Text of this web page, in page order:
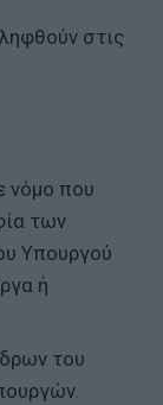
στις
νόμο που
των
Υπουργού
ή
του